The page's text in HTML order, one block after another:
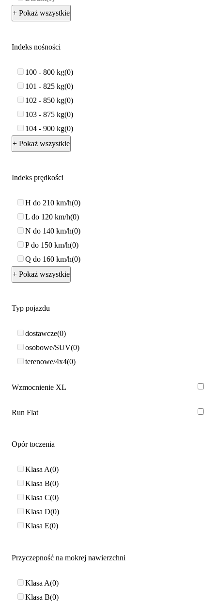
+ Pokaż wszystkie
Indeks nośności
100 - 800 kg 0
101 - 825 kg 0
102 - 850 kg 0
103 - 875 kg 0
104 - 900 kg 0
+ Pokaż wszystkie
Indeks prędkości
H do 210 km/h 0
L do 120 km/h 0
N do 140 km/h 0
P do 150 km/h 0
Q do 160 km/h 0
+ Pokaż wszystkie
Typ pojazdu
dostawcze 0
osobowe/SUV 0
terenowe/4x4 0
Wzmocnienie XL
Run Flat
Opór toczenia
Klasa A 0
Klasa B 0
Klasa C 0
Klasa D 0
Klasa E 0
Przyczepność na mokrej nawierzchni
Klasa A 0
Klasa B 0